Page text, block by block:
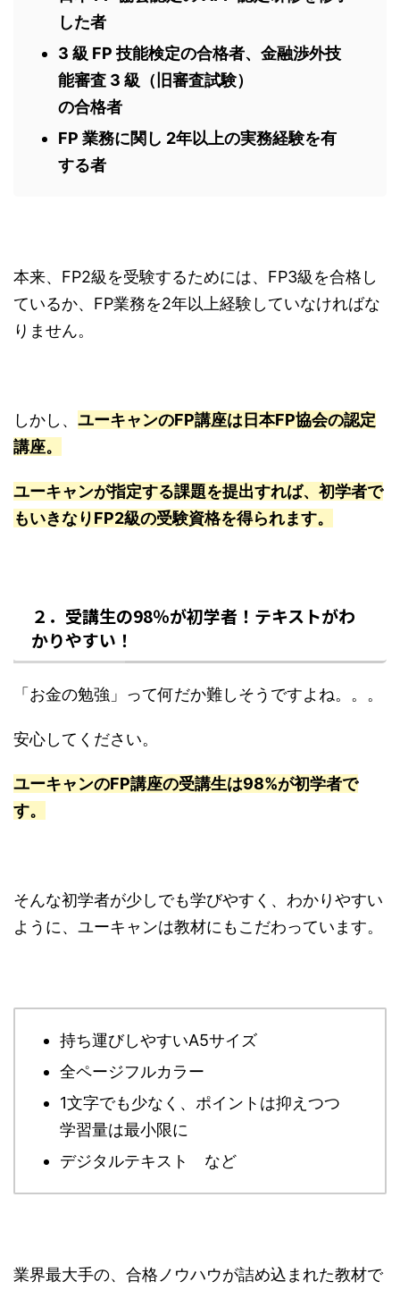
した者
3 級 FP 技能検定の合格者、金融渉外技
能審査 3 級（旧審査試験）
の合格者
FP 業務に関し 2年以上の実務経験を有
する者
本来、FP2級を受験するためには、FP3級を合格し
ているか、FP業務を2年以上経験していなければな
りません。
しかし、 ユーキャンのFP講座は日本FP協会の認定
講座。
ユーキャンが指定する課題を提出すれば、初学者で
もいきなりFP2級の受験資格を得られます。
２．受講生の98％が初学者！テキストがわ
かりやすい！
「お金の勉強」って何だか難しそうですよね。。。
安心してください。
ユーキャンのFP講座の受講生は98%が初学者で
す。
そんな初学者が少しでも学びやすく、わかりやすい
ように、ユーキャンは教材にもこだわっています。
持ち運びしやすいA5サイズ
全ページフルカラー
1文字でも少なく、ポイントは抑えつつ
学習量は最小限に
デジタルテキスト など
業界最大手の、合格ノウハウが詰め込まれた教材で